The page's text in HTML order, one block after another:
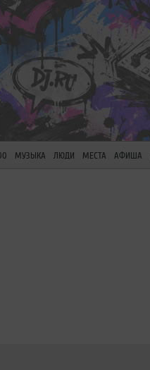
МУЗЫКА ЛЮДИ МЕСТА АФИША